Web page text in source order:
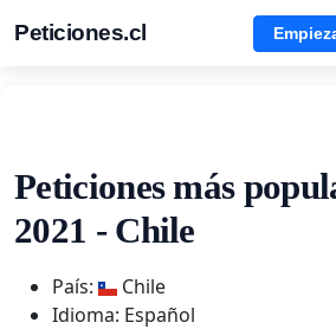
Peticiones.cl
Peticiones más
2021 - Chile
País:
Chile
Idioma: Español